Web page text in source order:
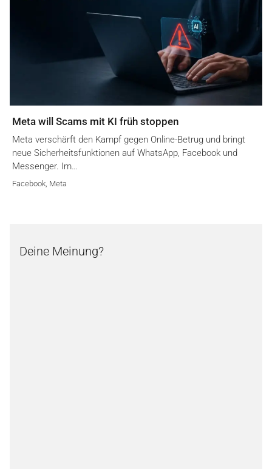
Meta will Scams mit KI früh stoppen
Meta verschärft den Kampf gegen Online-Betrug und bringt
neue Sicherheitsfunktionen auf WhatsApp, Facebook und
Messenger. Im…
Facebook Meta
Deine Meinung?